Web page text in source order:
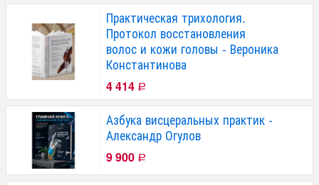
Практическая трихология.
Протокол восстановления
волос и кожи головы - Вероника
Константинова
4 414 Р
Азбука висцеральных практик -
Александр Огулов
9 900 Р